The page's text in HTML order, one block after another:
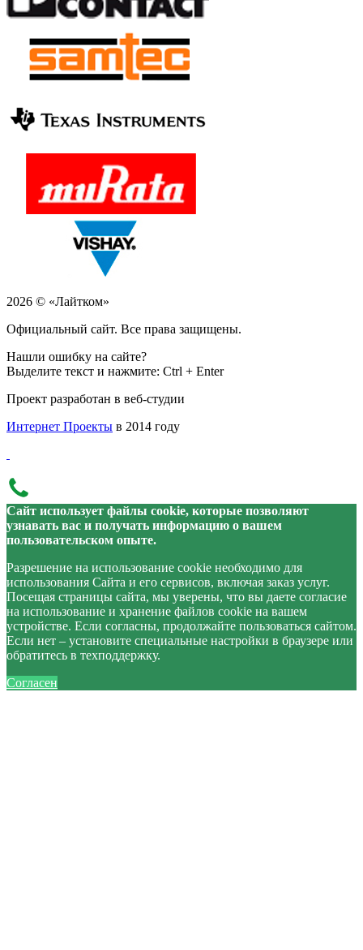
2026 © «Лайтком»
Официальный сайт. Все права защищены.
Нашли ошибку на сайте?
Выделите текст и нажмите: Ctrl + Enter
Проект разработан в веб-студии
Интернет Проекты в 2014 году
Сайт использует файлы cookie, которые позволяют
узнавать вас и получать информацию о вашем
пользовательском опыте.
Разрешение на использование cookie необходимо для
использования Сайта и его сервисов, включая заказ услуг.
Посещая страницы сайта, мы уверены, что вы даете согласие
на использование и хранение файлов cookie на вашем
устройстве. Если согласны, продолжайте пользоваться сайтом.
Если нет – установите специальные настройки в браузере или
обратитесь в техподдержку.
Согласен